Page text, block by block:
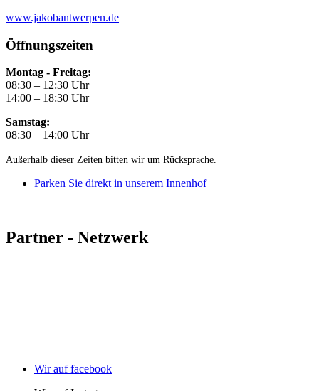
www.jakobantwerpen.de
Öffnungszeiten
Montag - Freitag:
08:30 – 12:30 Uhr
14:00 – 18:30 Uhr
Samstag:
08:30 – 14:00 Uhr
Außerhalb dieser Zeiten bitten wir um Rücksprache.
Parken Sie direkt in unserem Innenhof
Partner - Netzwerk
Wir auf facebook